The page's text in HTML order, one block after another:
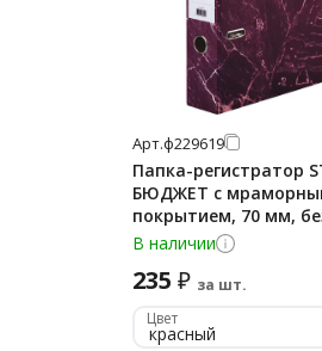
Арт.ф229619
Папка-регистратор
БЮДЖЕТ с
покрытием, 70 мм,
уголка, красная,
В наличии
235 ₽ за шт.
Цвет
красный